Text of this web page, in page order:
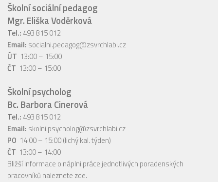
Školní sociální pedagog
Mgr. Eliška Voděrková
Tel.: 493 815 012
Email: socialni.pedagog@zsvrchlabi.cz
ÚT 13:00 – 15:00
ČT 13:00 – 15:00
Školní psycholog
Bc. Barbora Cinerová
Tel.: 493 815 012
Email: skolni.psycholog@zsvrchlabi.cz
PO 14:00 – 15:00 (lichý kal. týden)
ČT 13:00 – 14:00
Bližší informace o náplni práce jednotlivých poradenských
pracovníků naleznete zde.